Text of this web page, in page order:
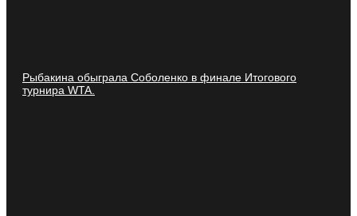
Рыбакина обыграла Соболенко в финале Итогового
турнира WTA.